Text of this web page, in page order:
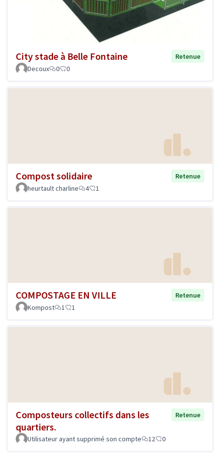
City stade à Belle Fontaine
Retenue
Decoux
0 0
Compost solidaire
Retenue
heurtault charline
4 1
COMPOSTAGE EN VILLE
Retenue
Kompost
1 1
Composteurs collectifs dans les
quartiers.
Retenue
Utilisateur ayant supprimé son compte 12 0